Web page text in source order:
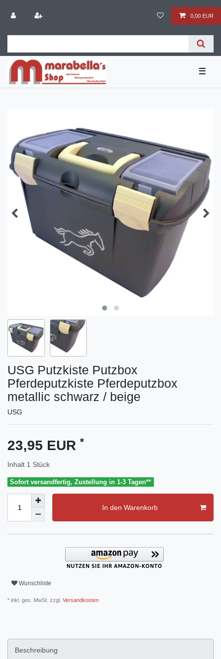
0,00 EUR
☰
USG Putzkiste Putzbox
Pferdeputzkiste Pferdeputzbox
metallic schwarz / beige
USG
23,95 EUR *
Inhalt 1 Stück
Sofort versandfertig, Zustellung in 1-3 Tagen**
In den Warenkorb
Wunschliste
* inkl. ges. MwSt. zzgl. Versandkosten
Beschreibung